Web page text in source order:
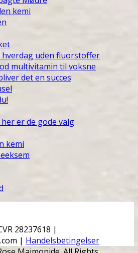
kemi
hverdag uden fluorstoffer
multivitamin til voksne
det en succes
er de gode valg
kemi
28237618 |
| Handelsbetingelser